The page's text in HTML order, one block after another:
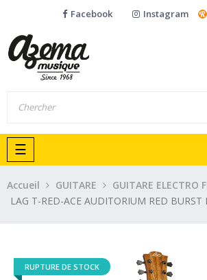
Facebook Instagram
Basculer
la
navigation
☰
Accueil GUITARE
GUITARE ELECTRO
LAG T-RED-ACE AUDITORIUM RED
RUPTURE DE STOCK